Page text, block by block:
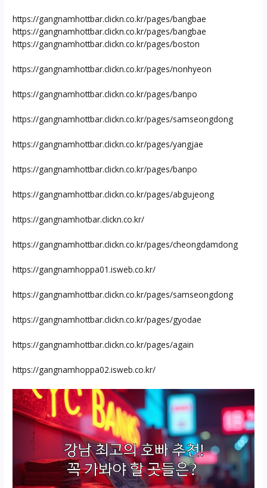
https://gangnamhottbar.clickn.co.kr/pages/bangbae
https://gangnamhottbar.clickn.co.kr/pages/bangbae
https://gangnamhottbar.clickn.co.kr/pages/boston
https://gangnamhottbar.clickn.co.kr/pages/nonhyeon
https://gangnamhottbar.clickn.co.kr/pages/banpo
https://gangnamhottbar.clickn.co.kr/pages/samseongdong
https://gangnamhottbar.clickn.co.kr/pages/yangjae
https://gangnamhottbar.clickn.co.kr/pages/banpo
https://gangnamhottbar.clickn.co.kr/pages/abgujeong
https://gangnamhotbar.clickn.co.kr/
https://gangnamhottbar.clickn.co.kr/pages/cheongdamdong
https://gangnamhoppa01.isweb.co.kr/
https://gangnamhottbar.clickn.co.kr/pages/samseongdong
https://gangnamhottbar.clickn.co.kr/pages/gyodae
https://gangnamhottbar.clickn.co.kr/pages/again
https://gangnamhoppa02.isweb.co.kr/